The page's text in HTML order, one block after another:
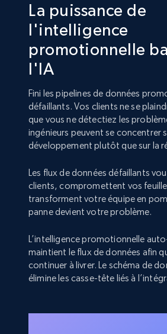
La puissance de
l'intelligence
promotionnelle
l'IA
Fini les pipelines de données
défaillants. Vos clients ne se
que vous ne détectiez les
ingénieurs peuvent se concentrer
développement plutôt que sur la
Les flux de données défaillants
clients, compromettent vos
transforment votre équipe en
panne devient votre problème.
L’intelligence promotionnelle
maintient le flux de données afin
continuer à livrer. Le schéma de
élimine les casse-tête liés à